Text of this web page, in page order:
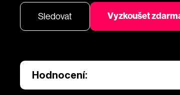
Sledovat Vyzkoušet
Hodnocení: